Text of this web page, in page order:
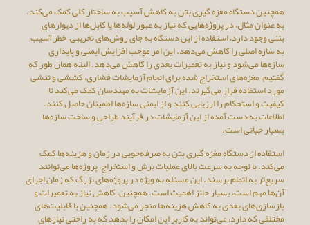
همچنین دستگاه مغزه گیری بتن به کاهش آسیب به ساختار کلی کمک می‌کند.
به عنوان مثال، در پروژه‌هایی که نیاز به عبور لوله‌ها یا کابل‌ها از دیوارهای
بتنی وجود دارد، استفاده از این دستگاه به جای روش‌های تخریبی، خطر آسیب
به سازه اصلی را کاهش می‌دهد. این امر موجب افزایش ایمنی و پایداری
سازه‌ها می‌شود و نیاز به تعمیرات بعدی را کاهش می‌دهد. البته همان طور که
گفتیم، مغزه‌های استخراج شده برای انجام آزمایشات فشاری، کششی و تنشی
مورد استفاده قرار می‌گیرند. این آزمایشات به مهندسان کمک می‌کند تا
کیفیت و استحکام را ارزیابی کنند و از ایمنی سازه‌ها اطمینان حاصل کنند.
اطلاعات به دست آمده از این آزمایشات در فرآیند طراحی و ساخت سازه‌ها
بسیار حیاتی است.
استفاده از دستگاه مغزه گیری بتن به صرفه‌جویی در زمان و هزینه‌ها کمک
می‌کند. با توجه به سرعت بالای عملیات برش و استخراج، پروژه‌ها می‌توانند
سریع‌تر به اتمام برسند. این مسئله به ویژه در پروژه‌های بزرگ که زمان اجرای
آن‌ها مهم است، بسیار حائز اهمیت است. همچنین، کاهش نیاز به تعمیرات و
بازسازی‌های بعدی به کاهش هزینه‌ها منجر می‌شود. همچنین با قابلیت‌های
مختلفی که دارد، می‌تواند به کاربر این امکان را بدهد که به راحتی نیازهای